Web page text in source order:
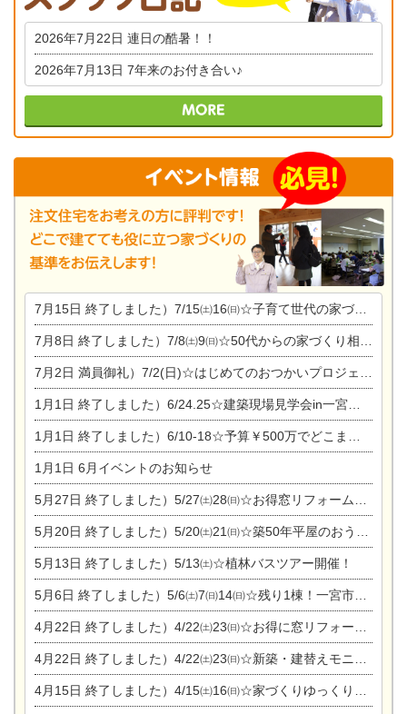
2026年7月22日 連日の酷暑！！
2026年7月13日 7年来のお付き合い♪
7月15日 終了しました）7/15㈯16㈰☆子育て世代の家づくり相談会
7月8日 終了しました）7/8㈯9㈰☆50代からの家づくり相談会
7月2日 満員御礼）7/2(日)☆はじめてのおつかいプロジェクト
1月1日 終了しました）6/24.25☆建築現場見学会in一宮市木曽川町
1月1日 終了しました）6/10-18☆予算￥500万でどこまでできるの？リフォーム相談会
1月1日 6月イベントのお知らせ
5月27日 終了しました）5/27㈯28㈰☆お得窓リフォーム個別相談会
5月20日 終了しました）5/20㈯21㈰☆築50年平屋のおうちリノベーション完成見学会
5月13日 終了しました）5/13㈯☆植林バスツアー開催！
5月6日 終了しました）5/6㈯7㈰14㈰☆残り1棟！一宮市限定モニター募集相談会(新築・建替え)
4月22日 終了しました）4/22㈯23㈰☆お得に窓リフォーム個別相談会
4月22日 終了しました）4/22㈯23㈰☆新築・建替えモニター募集個別相談会
4月15日 終了しました）4/15㈯16㈰☆家づくりゆっくりじっくり個別相談会